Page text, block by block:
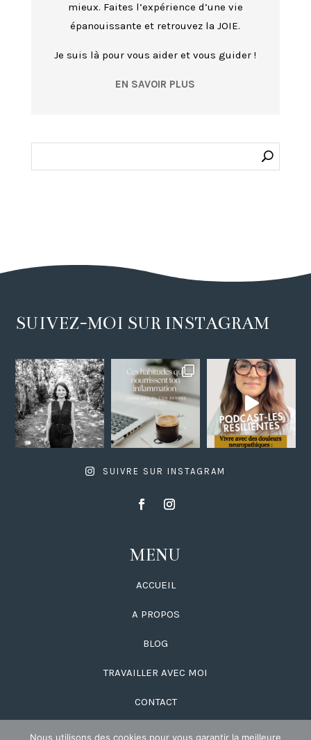
mieux. Faites l’expérience d’une vie
épanouissante et retrouvez la JOIE.
Je suis là pour vous aider et vous guider !
EN SAVOIR PLUS
SUIVEZ-MOI SUR INSTAGRAM
SUIVRE SUR INSTAGRAM
MENU
ACCUEIL
A PROPOS
BLOG
TRAVAILLER AVEC MOI
CONTACT
Nous utilisons des cookies pour vous garantir la meilleure